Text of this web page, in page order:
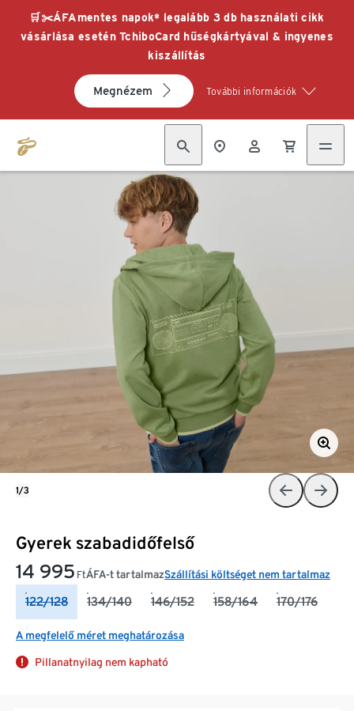
🛒✂️ÁFAmentes napok* legalább 3 db használati cikk
vásárlása esetén TchiboCard hűségkártyával & ingyenes
kiszállítás
Megnézem További információk
Gyerek szabadidőfelső
14 995 FtÁFA-t tartalmazSzállítási költséget nem tartalmaz
122/128 134/140 146/152 158/164 170/176
A megfelelő méret meghatározása
Pillanatnyilag nem kapható
1/3